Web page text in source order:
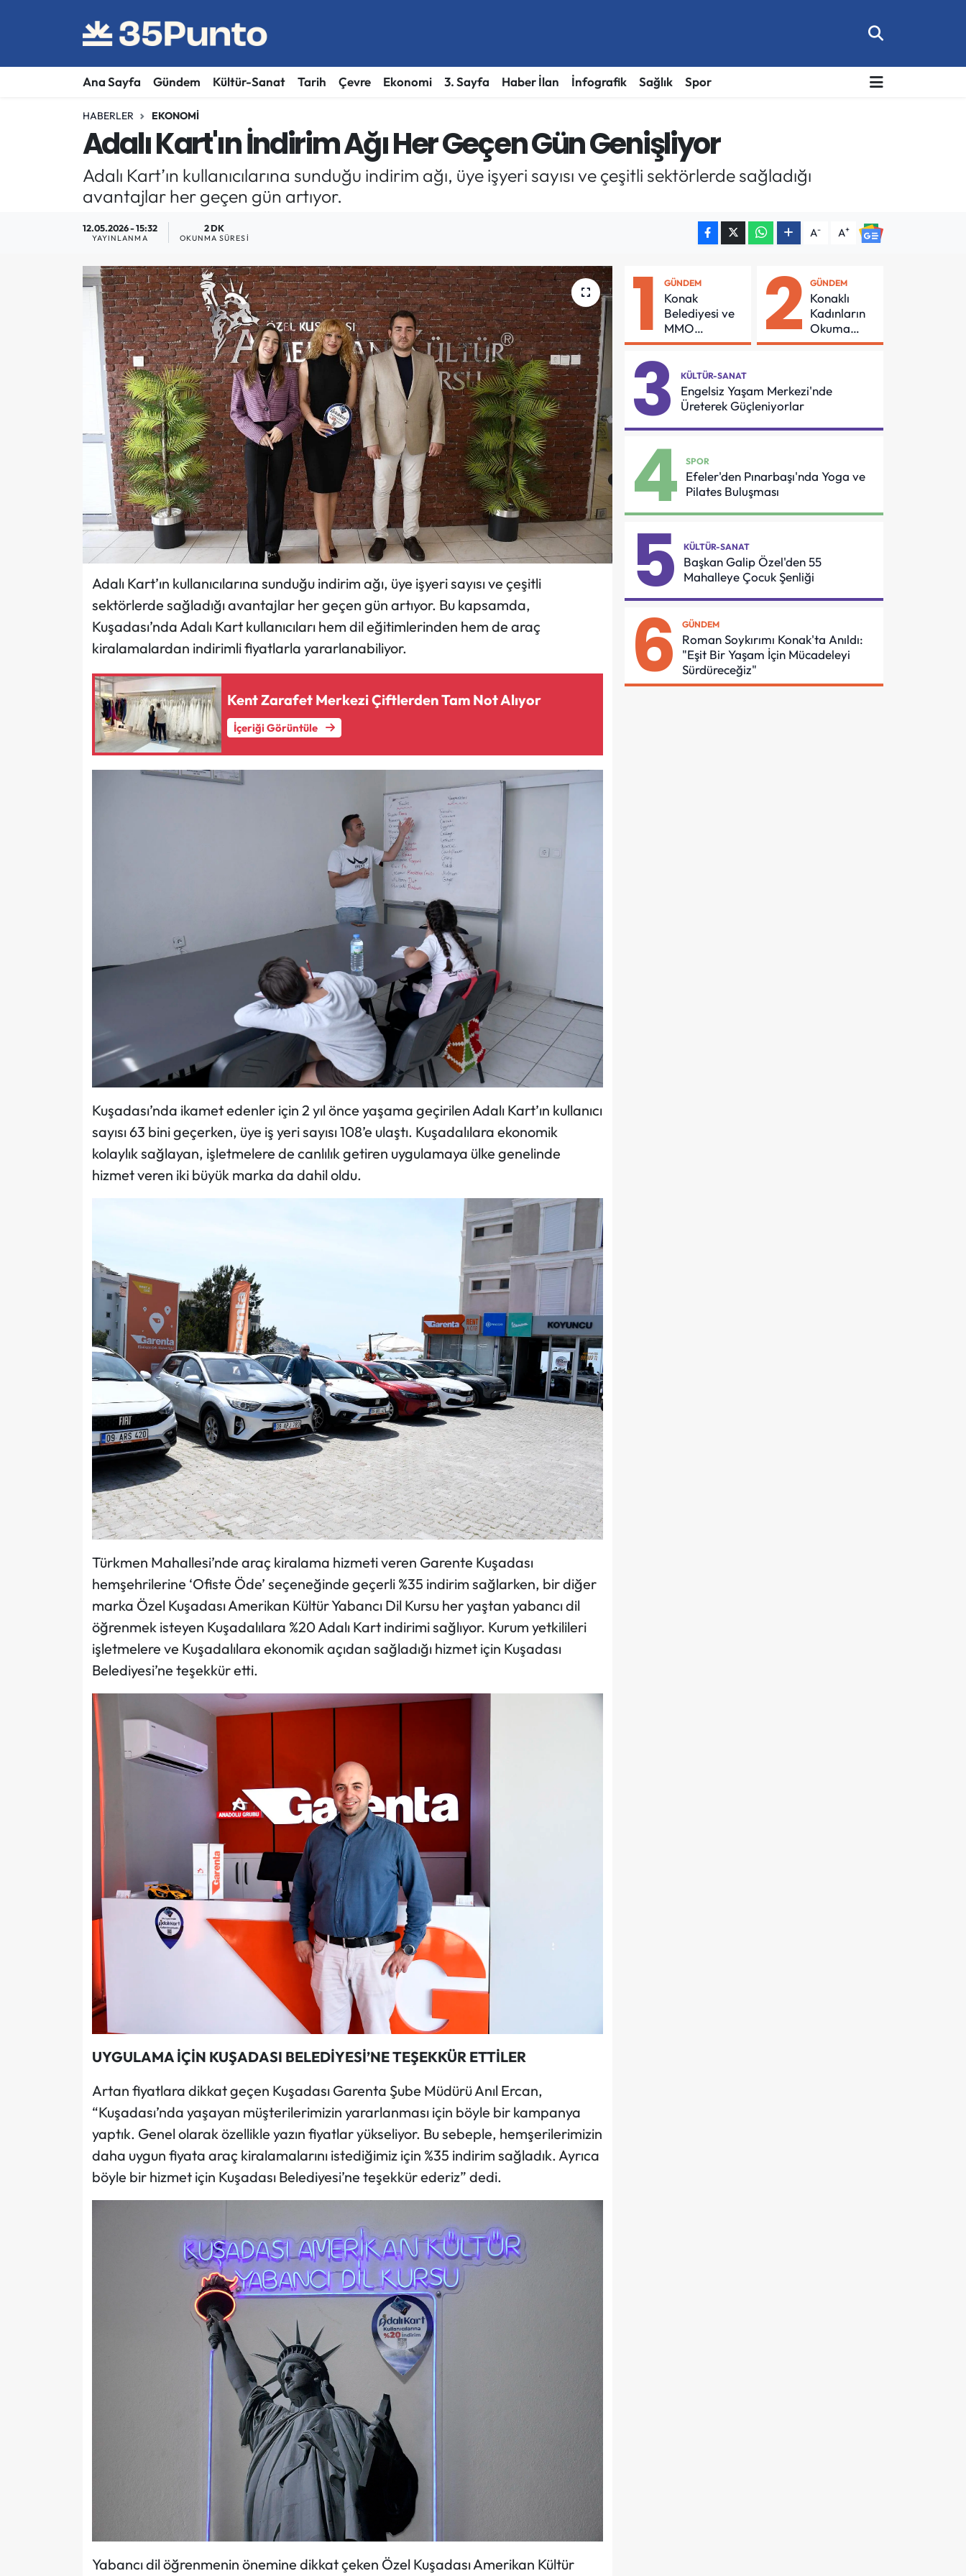
Ana Sayfa Gündem Kültür-Sanat Tarih Çevre Ekonomi 3. Sayfa Haber İlan İnfografik Sağlık Spor
HABERLER EKONOMI
Adalı Kart'ın İndirim Ağı Her Geçen Gün Genişliyor
Adalı Kart’ın kullanıcılarına sunduğu indirim ağı, üye işyeri sayısı ve çeşitli sektörlerde sağladığı
avantajlar her geçen gün artıyor.
12.05.2026 - 15:32
YAYINLANMA
2 DK
OKUNMA SÜRESI A- A+
Adalı Kart’ın kullanıcılarına sunduğu indirim ağı, üye işyeri sayısı ve çeşitli
sektörlerde sağladığı avantajlar her geçen gün artıyor. Bu kapsamda,
Kuşadası’nda Adalı Kart kullanıcıları hem dil eğitimlerinden hem de araç
kiralamalardan indirimli fiyatlarla yararlanabiliyor.
Kent Zarafet Merkezi Çiftlerden Tam Not Alıyor
İçeriği Görüntüle
Kuşadası’nda ikamet edenler için 2 yıl önce yaşama geçirilen Adalı Kart’ın kullanıcı
sayısı 63 bini geçerken, üye iş yeri sayısı 108’e ulaştı. Kuşadalılara ekonomik
kolaylık sağlayan, işletmelere de canlılık getiren uygulamaya ülke genelinde
hizmet veren iki büyük marka da dahil oldu.
Türkmen Mahallesi’nde araç kiralama hizmeti veren Garente Kuşadası
hemşehrilerine ‘Ofiste Öde’ seçeneğinde geçerli %35 indirim sağlarken, bir diğer
marka Özel Kuşadası Amerikan Kültür Yabancı Dil Kursu her yaştan yabancı dil
öğrenmek isteyen Kuşadalılara %20 Adalı Kart indirimi sağlıyor. Kurum yetkilileri
işletmelere ve Kuşadalılara ekonomik açıdan sağladığı hizmet için Kuşadası
Belediyesi’ne teşekkür etti.
UYGULAMA İÇİN KUŞADASI BELEDİYESİ’NE TEŞEKKÜR ETTİLER
Artan fiyatlara dikkat geçen Kuşadası Garenta Şube Müdürü Anıl Ercan,
“Kuşadası’nda yaşayan müşterilerimizin yararlanması için böyle bir kampanya
yaptık. Genel olarak özellikle yazın fiyatlar yükseliyor. Bu sebeple, hemşerilerimizin
daha uygun fiyata araç kiralamalarını istediğimiz için %35 indirim sağladık. Ayrıca
böyle bir hizmet için Kuşadası Belediyesi’ne teşekkür ederiz” dedi.
Yabancı dil öğrenmenin önemine dikkat çeken Özel Kuşadası Amerikan Kültür
1 GÜNDEM
Konak
Belediyesi ve
MMO
Arasında
Güvenliği İçin
Önemli
Protokol
2 GÜNDEM
Konaklı
Kadınların
Okuma
Azmi Örnek
3 KÜLTÜR-SANAT
Engelsiz Yaşam Merkezi'nde
Üreterek Güçleniyorlar
4 SPOR
Efeler'den Pınarbaşı'nda Yoga ve
Pilates Buluşması
5 KÜLTÜR-SANAT
Başkan Galip Özel'den 55
Mahalleye Çocuk Şenliği
6 GÜNDEM
Roman Soykırımı Konak'ta Anıldı:
"Eşit Bir Yaşam İçin Mücadeleyi
Sürdüreceğiz"